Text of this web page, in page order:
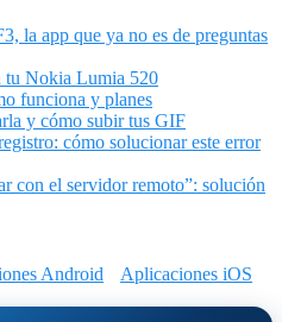
la app que ya no es de preguntas
tu Nokia Lumia 520
funciona y planes
y cómo subir tus GIF
cómo solucionar este error
con el servidor remoto”: solución
Android
Aplicaciones iOS